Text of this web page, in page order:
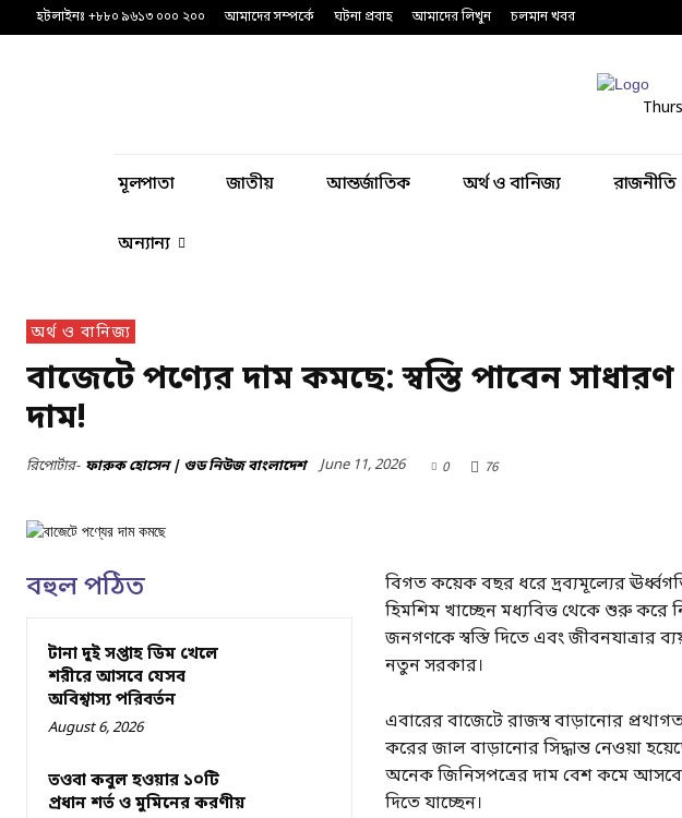
হটলাইনঃ +৮৮০ ৯৬১৩ ০০০ ২০০ আমাদের সম্পর্কে ঘটনা প্রবাহ আমাদের লিখুন চলমান খবর
মূলপাতা জাতীয় আন্তর্জাতিক অর্থ ও বানিজ্য রাজনীতি
অন্যান্য
অর্থ ও বানিজ্য
বাজেটে পণ্যের দাম কমছে: স্বস্তি পাবেন
দাম!
রিপোর্টার- ফারুক হোসেন | গুড নিউজ বাংলাদেশ June 11, 2026 0 76
বহুল পঠিত
টানা দুই সপ্তাহ ডিম খেলে
শরীরে আসবে যেসব
অবিশ্বাস্য পরিবর্তন
August 6, 2026
তওবা কবুল হওয়ার ১০টি
প্রধান শর্ত ও মুমিনের করণীয়
বিগত কয়েক বছর ধরে দ্রব্যমূল্যের
হিমশিম খাচ্ছেন মধ্যবিত্ত থেকে শুরু করে
জনগণকে স্বস্তি দিতে এবং জীবনযাত্রার
নতুন সরকার।
এবারের বাজেটে রাজস্ব বাড়ানোর
করের জাল বাড়ানোর সিদ্ধান্ত নেওয়া
অনেক জিনিসপত্রের দাম বেশ কমে
দিতে যাচ্ছেন।